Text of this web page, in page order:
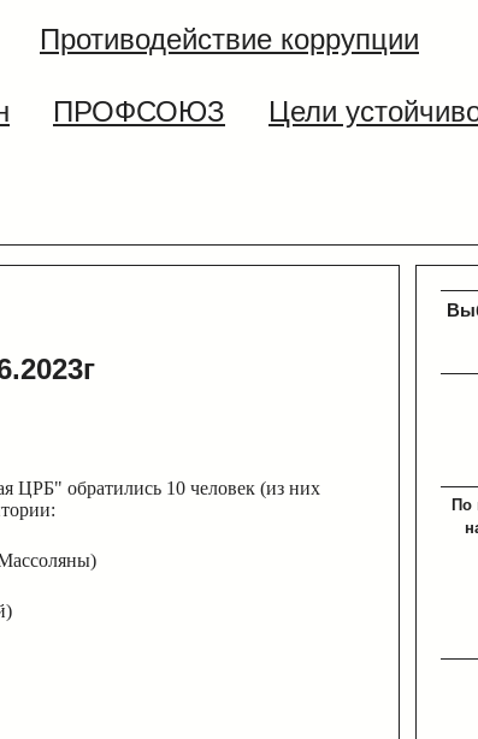
Противодействие коррупции
ПРОФСОЮЗ Цели
ЦРБ" обратились 10 человек (из них
По